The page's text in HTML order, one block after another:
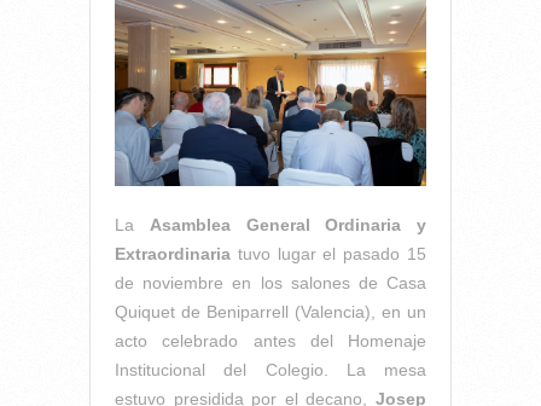
La Asamblea General Ordinaria y
Extraordinaria tuvo lugar el pasado 15
de noviembre en los salones de Casa
Quiquet de Beniparrell (Valencia), en un
acto celebrado antes del Homenaje
Institucional del Colegio. La mesa
estuvo presidida por el decano, Josep